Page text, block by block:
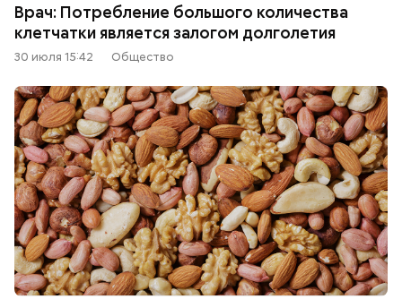
Врач: Потребление большого количества
клетчатки является залогом долголетия
30 июля 15:42 Общество